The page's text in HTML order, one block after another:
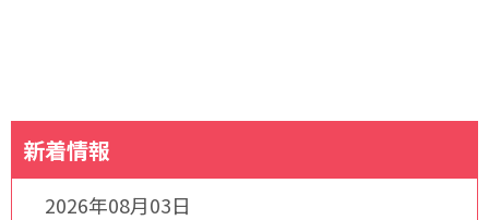
新着情報
2026年08月03日